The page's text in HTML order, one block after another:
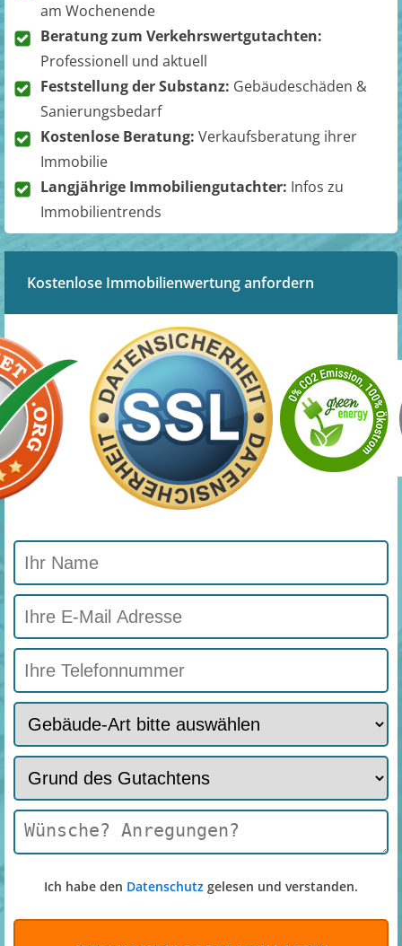
am Wochenende
Beratung zum Verkehrswertgutachten:
Professionell und aktuell
Feststellung der Substanz: Gebäudeschäden &
Sanierungsbedarf
Kostenlose Beratung: Verkaufsberatung ihrer
Immobilie
Langjährige Immobiliengutachter: Infos zu
Immobilientrends
Kostenlose Immobilienwertung anfordern
Ich habe den Datenschutz gelesen und verstanden.